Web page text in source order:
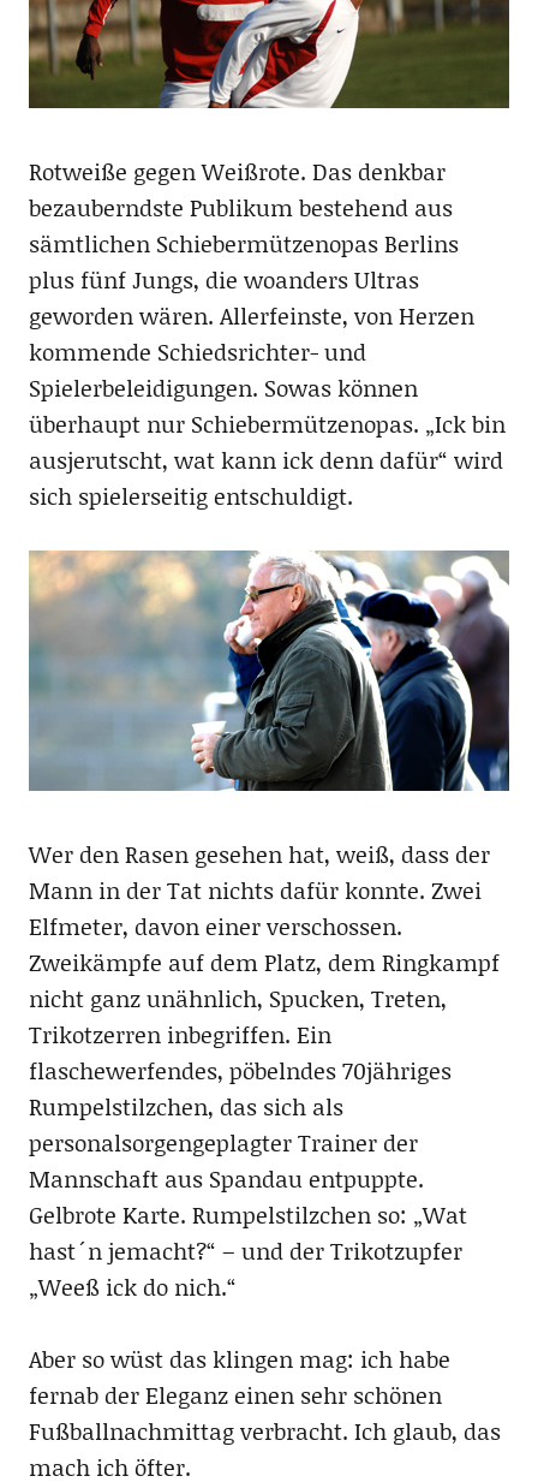
Rotweiße gegen Weißrote. Das denkbar
bezauberndste Publikum bestehend aus
sämtlichen Schiebermützenopas Berlins
plus fünf Jungs, die woanders Ultras
geworden wären. Allerfeinste, von Herzen
kommende Schiedsrichter- und
Spielerbeleidigungen. Sowas können
überhaupt nur Schiebermützenopas. „Ick bin
ausjerutscht, wat kann ick denn dafür“ wird
sich spielerseitig entschuldigt.
Wer den Rasen gesehen hat, weiß, dass der
Mann in der Tat nichts dafür konnte. Zwei
Elfmeter, davon einer verschossen.
Zweikämpfe auf dem Platz, dem Ringkampf
nicht ganz unähnlich, Spucken, Treten,
Trikotzerren inbegriffen. Ein
flaschewerfendes, pöbelndes 70jähriges
Rumpelstilzchen, das sich als
personalsorgengeplagter Trainer der
Mannschaft aus Spandau entpuppte.
Gelbrote Karte. Rumpelstilzchen so: „Wat
hast´n jemacht?“ – und der Trikotzupfer
„Weeß ick do nich.“
Aber so wüst das klingen mag: ich habe
fernab der Eleganz einen sehr schönen
Fußballnachmittag verbracht. Ich glaub, das
mach ich öfter.